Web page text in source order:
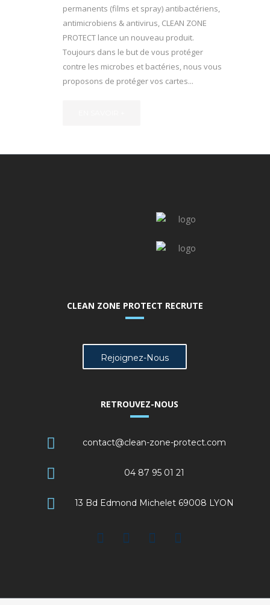
permanents (films et spray) antibactériens,
antimicrobiens & antivirus, CLEAN ZONE
PROTECT lance un nouveau produit.
Toujours dans le but de vous protéger
contre les microbes et bactéries, nous vous
proposons de protéger vos cartes...
CLEAN ZONE PROTECT RECRUTE
Rejoignez-Nous
RETROUVEZ-NOUS
contact@clean-zone-protect.com
04 87 95 01 21
13 Bd Edmond Michelet 69008 LYON